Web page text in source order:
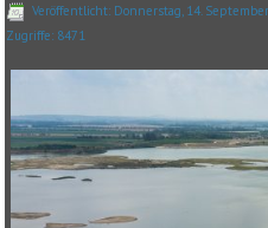
Veröffentlicht: Donnerstag, 14.
Zugriffe: 8471